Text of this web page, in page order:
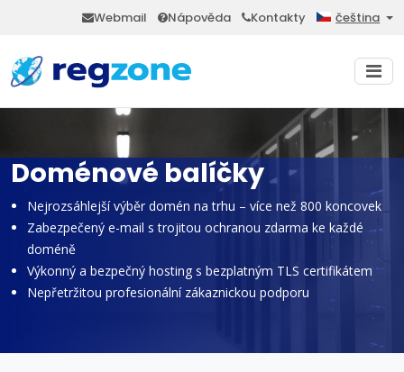
Webmail Nápověda Kontakty čeština
Doménové balíčky
Nejrozsáhlejší výběr domén na trhu – více než 800 koncovek
Zabezpečený e-mail s trojitou ochranou zdarma ke každé
doméně
Výkonný a bezpečný hosting s bezplatným TLS certifikátem
Nepřetržitou profesionální zákaznickou podporu